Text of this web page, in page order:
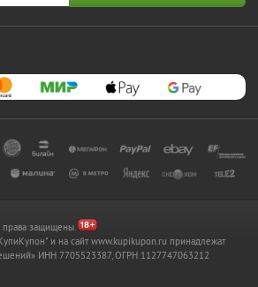
защищены.
и на сайт www.kupikupon.ru принадлежат
ИНН 7705523387, ОГРН 1127747063212